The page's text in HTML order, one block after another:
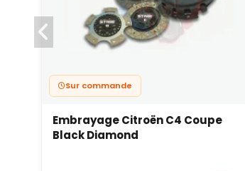
Sur commande
Embrayage Citroën C4 Coupe
Black Diamond